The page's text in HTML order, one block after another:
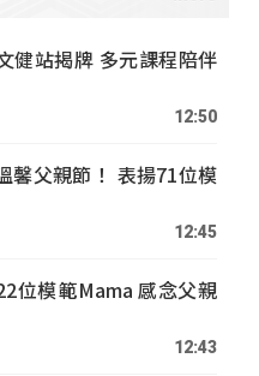
健站揭牌 多元課程陪伴
12:50
馨父親節！ 表揚71位模
12:45
位模範Mama 感念父親
12:43